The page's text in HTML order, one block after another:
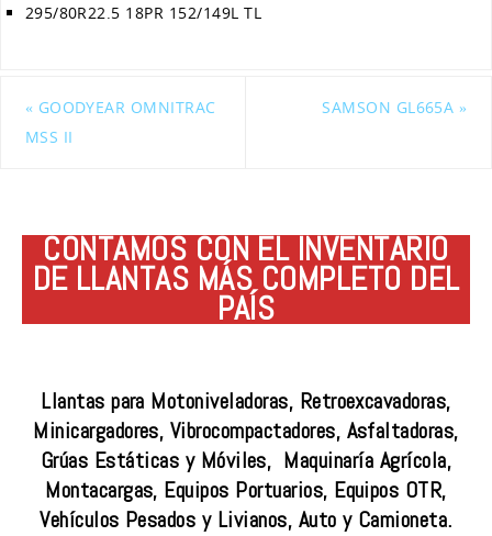
295/80R22.5 18PR 152/149L TL
« GOODYEAR OMNITRAC
MSS II
SAMSON GL665A »
CONTAMOS CON EL INVENTARIO
DE LLANTAS MÁS COMPLETO DEL
PAÍS
Llantas para Motoniveladoras, Retroexcavadoras,
Minicargadores, Vibrocompactadores, Asfaltadoras,
Grúas Estáticas y Móviles, Maquinaría Agrícola,
Montacargas, Equipos Portuarios, Equipos OTR,
Vehículos Pesados y Livianos, Auto y Camioneta.